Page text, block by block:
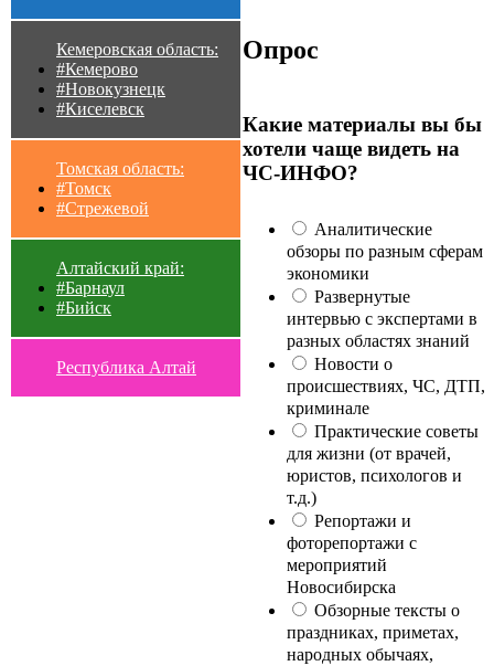
Кемеровская область:
#Кемерово
#Новокузнецк
#Киселевск
Томская область:
#Томск
#Стрежевой
Алтайский край:
#Барнаул
#Бийск
Республика Алтай
Опрос
Какие материалы вы бы
хотели чаще видеть на
ЧС-ИНФО?
Аналитические
обзоры по разным сферам
экономики
Развернутые
интервью с экспертами в
разных областях знаний
Новости о
происшествиях, ЧС, ДТП,
криминале
Практические советы
для жизни (от врачей,
юристов, психологов и
т.д.)
Репортажи и
фоторепортажи с
мероприятий
Новосибирска
Обзорные тексты о
праздниках, приметах,
народных обычаях,